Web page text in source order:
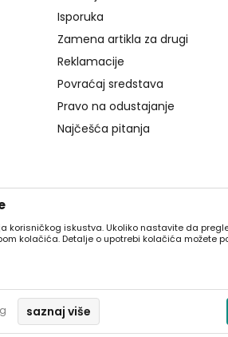
Isporuka
Zamena artikla za drugi
Reklamacije
Povraćaj sredstava
Pravo na odustajanje
Najčešća pitanja
ne možemo garantovati da su sve
Raspoloživost robe možete
, IzradaNB SOFT . Sva prava
korisničkog iskustva. Ukoliko nastavite da
kolačića. Detalje o upotrebi kolačića možete
saznaj više